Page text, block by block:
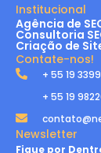
Institucional
Agência de
Consultoria
Criação de
Contate-nos!
+ 55 19
+ 55 19
Newsletter
Fique por